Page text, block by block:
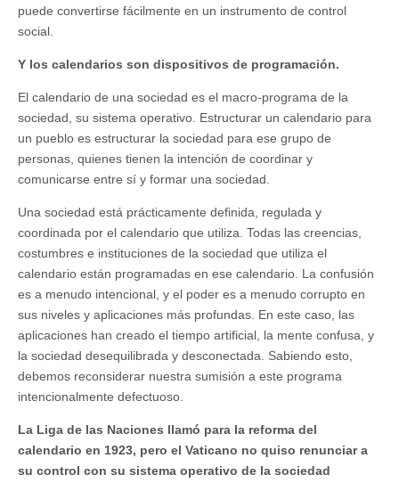
puede convertirse fácilmente en un instrumento de control
social.
Y los calendarios son dispositivos de programación.
El calendario de una sociedad es el macro-programa de la
sociedad, su sistema operativo. Estructurar un calendario para
un pueblo es estructurar la sociedad para ese grupo de
personas, quienes tienen la intención de coordinar y
comunicarse entre sí y formar una sociedad.
Una sociedad está prácticamente definida, regulada y
coordinada por el calendario que utiliza. Todas las creencias,
costumbres e instituciones de la sociedad que utiliza el
calendario están programadas en ese calendario. La confusión
es a menudo intencional, y el poder es a menudo corrupto en
sus niveles y aplicaciones más profundas. En este caso, las
aplicaciones han creado el tiempo artificial, la mente confusa, y
la sociedad desequilibrada y desconectada. Sabiendo esto,
debemos reconsiderar nuestra sumisión a este programa
intencionalmente defectuoso.
La Liga de las Naciones llamó para la reforma del
calendario en 1923, pero el Vaticano no quiso renunciar a
su control con su sistema operativo de la sociedad